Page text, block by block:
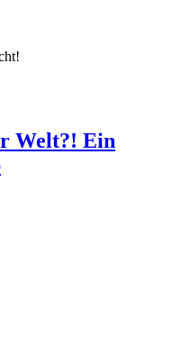
Welt?! Ein